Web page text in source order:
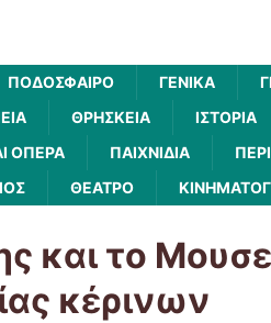
ΠΟΔΌΣΦΑΙΡΟ ΓΕΝΙΚΆ
ΘΡΗΣΚΕΊΑ ΙΣΤΟΡΊΑ
ΌΠΕΡΑ ΠΑΙΧΝΊΔΙΑ
ΘΈΑΤΡΟ
και το
κέρινων